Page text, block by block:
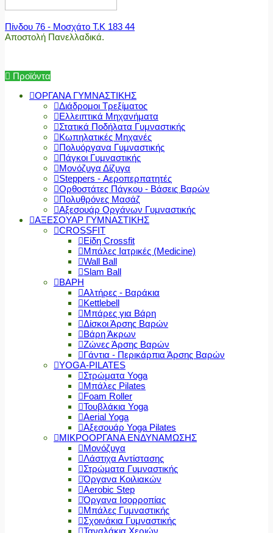
Πίνδου 76 - Μοσχάτο Τ.Κ 183 44
Αποστολή Πανελλαδικά.
Προϊόντα
ΟΡΓΑΝΑ ΓΥΜΝΑΣΤΙΚΗΣ
Διάδρομοι Τρεξίματος
Ελλειπτικά Μηχανήματα
Στατικά Ποδήλατα Γυμναστικής
Κωπηλατικές Μηχανές
Πολυόργανα Γυμναστικής
Πάγκοι Γυμναστικής
Μονόζυγα Δίζυγα
Steppers - Αεροπερπατητές
Ορθοστάτες Πάγκου - Βάσεις Βαρών
Πολυθρόνες Μασάζ
Αξεσουάρ Οργάνων Γυμναστικής
ΑΞΕΣΟΥΑΡ ΓΥΜΝΑΣΤΙΚΗΣ
CROSSFIT
Είδη Crossfit
Μπάλες Ιατρικές (Medicine)
Wall Ball
Slam Ball
ΒΑΡΗ
Αλτήρες - Βαράκια
Kettlebell
Μπάρες για Βάρη
Δίσκοι Άρσης Βαρών
Βάρη Άκρων
Ζώνες Άρσης Βαρών
Γάντια - Περικάρπια Άρσης Βαρών
YOGA-PILATES
Στρώματα Yoga
Μπάλες Pilates
Foam Roller
Τουβλάκια Yoga
Aerial Yoga
Αξεσουάρ Yoga Pilates
ΜΙΚΡΟΟΡΓΑΝΑ ΕΝΔΥΝΑΜΩΣΗΣ
Μονόζυγα
Λάστιχα Αντίστασης
Στρώματα Γυμναστικής
Όργανα Κοιλιακών
Aerobic Step
Όργανα Ισορροπίας
Μπάλες Γυμναστικής
Σχοινάκια Γυμναστικής